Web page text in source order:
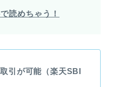
読めちゃう！
引が可能（楽天SBI